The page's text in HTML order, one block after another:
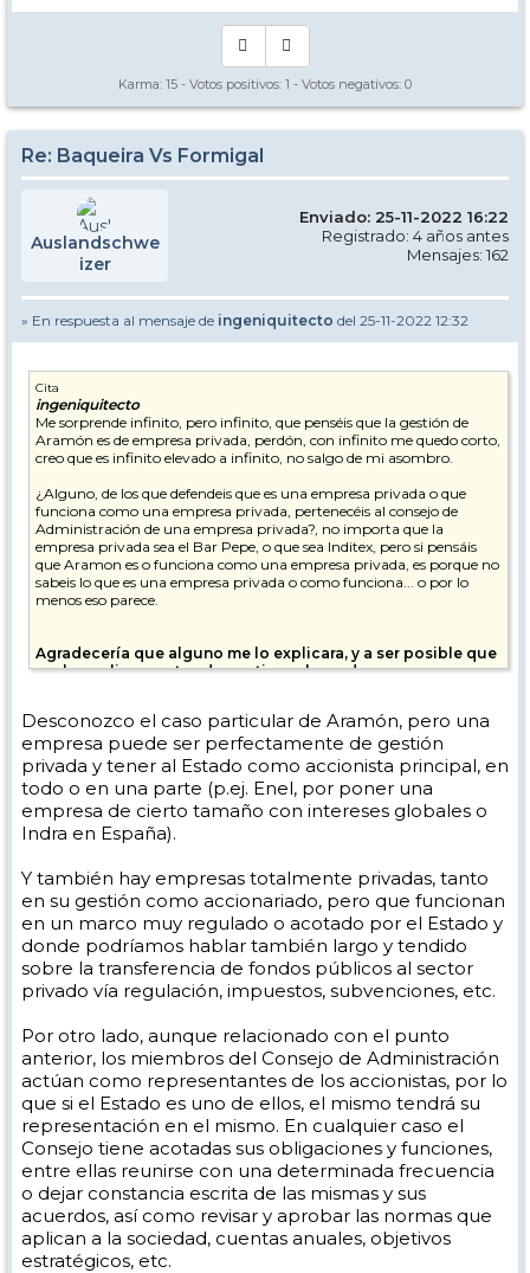
Karma: 15 - Votos positivos: 1 - Votos negativos: 0
Re: Baqueira Vs Formigal
Auslandschwe
izer
Enviado: 25-11-2022 16:22
Registrado: 4 años antes
Mensajes: 162
» En respuesta al mensaje de ingeniquitecto del 25-11-2022 12:32
Cita
ingeniquitecto
Me sorprende infinito, pero infinito, que penséis que la gestión de
Aramón es de empresa privada, perdón, con infinito me quedo corto,
creo que es infinito elevado a infinito, no salgo de mi asombro.
¿Alguno, de los que defendeis que es una empresa privada o que
funciona como una empresa privada, pertenecéis al consejo de
Administración de una empresa privada?, no importa que la
empresa privada sea el Bar Pepe, o que sea Inditex, pero si pensáis
que Aramon es o funciona como una empresa privada, es porque no
sabeis lo que es una empresa privada o como funciona... o por lo
menos eso parece.
Agradecería que alguno me lo explicara, y a ser posible que
me lo explicara antes de continuar leyendo.
puede comparar con una empresa privada (BAQUEIRA) y no se va a
gestionar, nunca jamás, igual de bien que Baqueira:
Pagina web de aramon:
[www.aramon.com]
Consejo de Administración
Dª. Marta Gastón Menal - Presidenta.
D. Jesús Maria Sierra Ramírez (Vicepresidente).
D. Miguel Gracia Ferrer.
[huesca.aragonpsoe.es ]
D. Arturo Aliaga López.
D. Julio César Tejedor Bielsa.
[www.linkedin.com]
D. Juan Carlos Fandos Heredia.
D. José Ignacio Oto Ribate.
D. José Morales Paules.
D. Jesús Eugenio Gericó Urieta.
www.pparagon.es]
D. Gabriel Manuel Morales Arruga (Consejero - Secretario).
No he buscado todos los nombres, pero sobran las palabras.
Desconozco el caso particular de Aramón, pero una
empresa puede ser perfectamente de gestión
privada y tener al Estado como accionista principal, en
todo o en una parte (p.ej. Enel, por poner una
empresa de cierto tamaño con intereses globales o
Indra en España).
Y también hay empresas totalmente privadas, tanto
en su gestión como accionariado, pero que funcionan
en un marco muy regulado o acotado por el Estado y
donde podríamos hablar también largo y tendido
sobre la transferencia de fondos públicos al sector
privado vía regulación, impuestos, subvenciones, etc.
Por otro lado, aunque relacionado con el punto
anterior, los miembros del Consejo de Administración
actúan como representantes de los accionistas, por lo
que si el Estado es uno de ellos, el mismo tendrá su
representación en el mismo. En cualquier caso el
Consejo tiene acotadas sus obligaciones y funciones,
entre ellas reunirse con una determinada frecuencia
o dejar constancia escrita de las mismas y sus
acuerdos, así como revisar y aprobar las normas que
aplican a la sociedad, cuentas anuales, objetivos
estratégicos, etc.